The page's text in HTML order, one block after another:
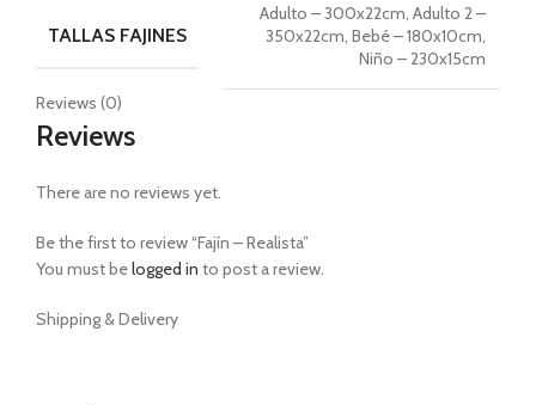
TALLAS FAJINES
Adulto – 300x22cm, Adulto 2 –
350x22cm, Bebé – 180x10cm,
Niño – 230x15cm
Reviews (0)
Reviews
There are no reviews yet.
Be the first to review “Fajín – Realista”
You must belogged in to post a review.
Shipping & Delivery